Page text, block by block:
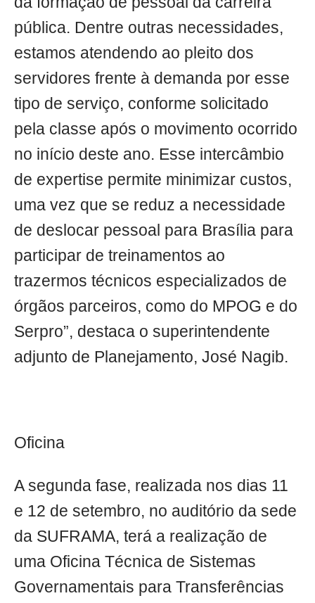
pública. Dentre outras necessidades,
estamos atendendo ao pleito dos
servidores frente à demanda por esse
tipo de serviço, conforme solicitado
pela classe após o movimento ocorrido
no início deste ano. Esse intercâmbio
de expertise permite minimizar custos,
uma vez que se reduz a necessidade
de deslocar pessoal para Brasília para
participar de treinamentos ao
trazermos técnicos especializados de
órgãos parceiros, como do MPOG e do
Serpro”, destaca o superintendente
adjunto de Planejamento, José Nagib.
Oficina
A segunda fase, realizada nos dias 11
e 12 de setembro, no auditório da sede
da SUFRAMA, terá a realização de
uma Oficina Técnica de Sistemas
Governamentais para Transferências